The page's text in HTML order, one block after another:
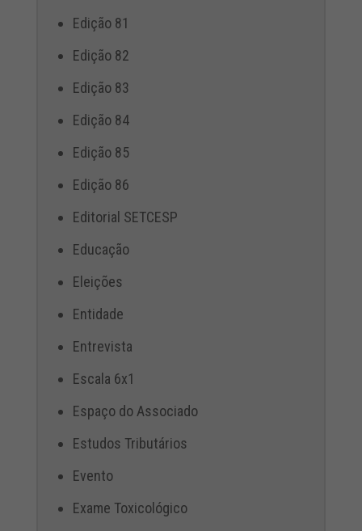
Edição 81
Edição 82
Edição 83
Edição 84
Edição 85
Edição 86
Editorial SETCESP
Educação
Eleições
Entidade
Entrevista
Escala 6x1
Espaço do Associado
Estudos Tributários
Evento
Exame Toxicológico